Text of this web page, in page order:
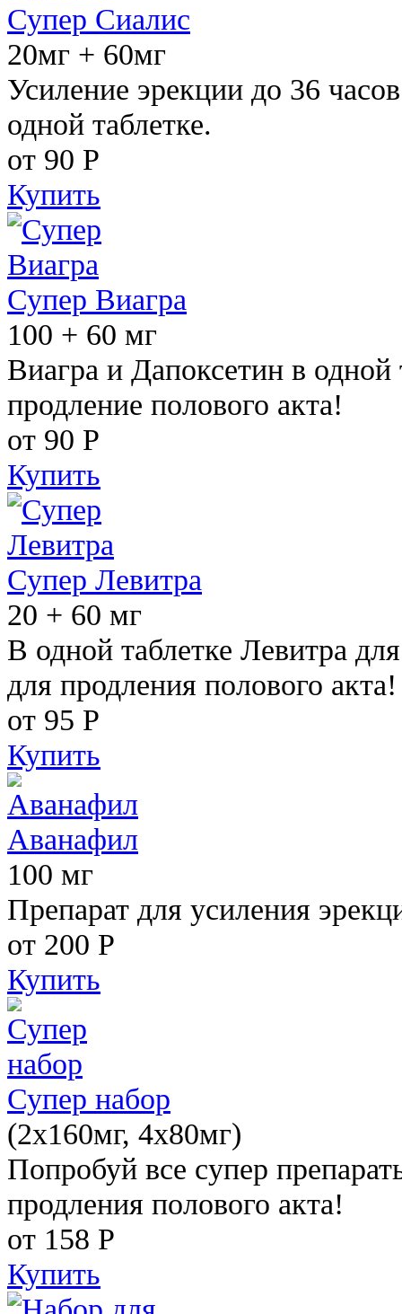
Супер Сиалис
20мг + 60мг
Усиление эрекции до 36
одной таблетке.
от 90 Р
Купить
Супер Виагра
100 + 60 мг
Виагра и Дапоксетин в одной
продление полового акта!
от 90 Р
Купить
Супер Левитра
20 + 60 мг
В одной таблетке Левитра
для продления полового акта!
от 95 Р
Купить
Аванафил
100 мг
Препарат для усиления
от 200 Р
Купить
Супер набор
(2х160мг, 4х80мг)
Попробуй все супер
продления полового акта!
от 158 Р
Купить